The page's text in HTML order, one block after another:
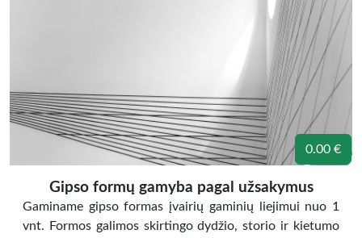
0.00 €
Gipso formų gamyba pagal užsakymus
Gaminame gipso formas įvairių gaminių liejimui nuo 1
vnt. Formos galimos skirtingo dydžio, storio ir kietumo